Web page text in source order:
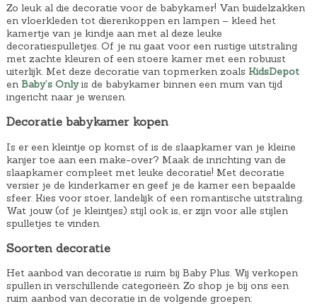
Zo leuk al die decoratie voor de babykamer! Van buidelzakken
en vloerkleden tot dierenkoppen en lampen – kleed het
kamertje van je kindje aan met al deze leuke
decoratiespulletjes. Of je nu gaat voor een rustige uitstraling
met zachte kleuren of een stoere kamer met een robuust
uiterlijk. Met deze decoratie van topmerken zoals KidsDepot
en Baby’s Onlyis de babykamer binnen een mum van tijd
ingericht naar je wensen.
Decoratie babykamer kopen
Is er een kleintje op komst of is de slaapkamer van je kleine
kanjer toe aan een make-over? Maak de inrichting van de
slaapkamer compleet met leuke decoratie! Met decoratie
versier je de kinderkamer en geef je de kamer een bepaalde
sfeer. Kies voor stoer, landelijk of een romantische uitstraling.
Wat jouw (of je kleintjes) stijl ook is, er zijn voor alle stijlen
spulletjes te vinden.
Soorten decoratie
Het aanbod van decoratie is ruim bij Baby Plus. Wij verkopen
spullen in verschillende categorieën. Zo shop je bij ons een
ruim aanbod van decoratie in de volgende groepen: